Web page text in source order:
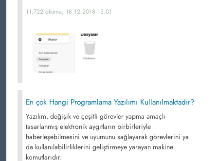
11,722 okuma, 18.12.2018 13:01
En çok Hangi Programlama Yazılımı Kullanılmaktadır?
Yazılım, değişik ve çeşitli görevler yapma amaçlı
tasarlanmış elektronik aygıtların birbirleriyle
haberleşebilmesini ve uyumunu sağlayarak görevlerini ya
da kullanılabilirliklerini geliştirmeye yarayan makine
komutlarıdır.